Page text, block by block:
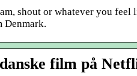
shout or whatever you
Denmark.
film på